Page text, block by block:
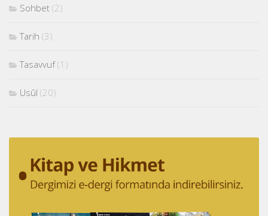
Sohbet (2)
Tarih (3)
Tasavvuf(1)
Usûl (20)